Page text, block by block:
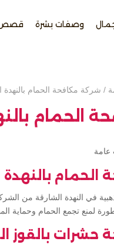
وصفات بشرة قصص
/ شركة مكافحة الحمام بالنهدة
الحمام
عامة
الحمام بالنهدة
في النهدة الشارقة من
لمنع تجمع الحمام وحماية
حشرات بالقوز